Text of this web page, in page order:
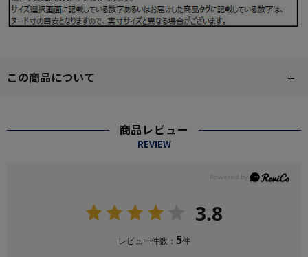
この商品について
商品レビュー
REVIEW
3.8
レビュー件数： 5件